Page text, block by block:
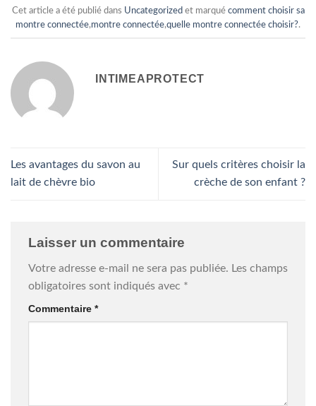
peuvent
être
page
choisies
sur
Cet article a été publié dans Uncategorized et marqué comment choisir sa
montre connectée,montre connectée,quelle montre connectée choisir?.
INTIMEAPROTECT
Les avantages du savon au
lait de chèvre bio
Sur quels critères choisir la
crèche de son enfant ?
Laisser un commentaire
Votre adresse e-mail ne sera pas publiée. Les champs
obligatoires sont indiqués avec *
Commentaire *